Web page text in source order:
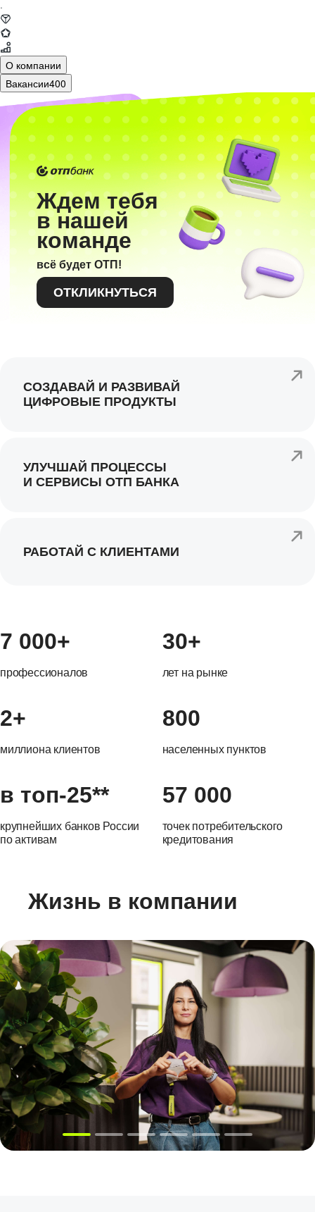
·
О компании
Вакансии400
Ждем тебя
в нашей
команде
всё будет ОТП!
ОТКЛИКНУТЬСЯ
СОЗДАВАЙ И РАЗВИВАЙ
ЦИФРОВЫЕ ПРОДУКТЫ
УЛУЧШАЙ ПРОЦЕССЫ
И СЕРВИСЫ ОТП БАНКА
РАБОТАЙ С КЛИЕНТАМИ
7 000+
профессионалов
30+
лет на рынке
2+
миллиона клиентов
800
населенных пунктов
57 000
точек потребительского
кредитования
в топ-25**
крупнейших банков России
по активам
Жизнь в компании